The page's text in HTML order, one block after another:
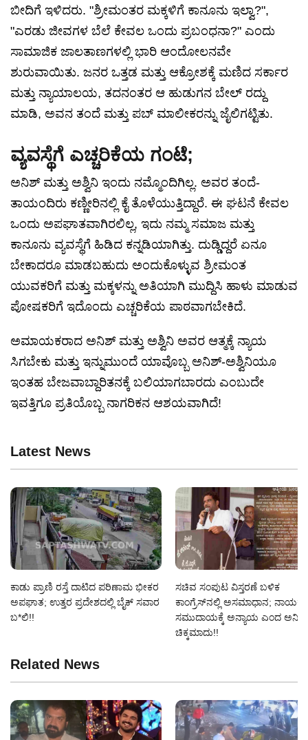
ಬೀದಿಗೆ ಇಳಿದರು. "ಶ್ರೀಮಂತರ ಮಕ್ಕಳಿಗೆ ಕಾನೂನು ಇಲ್ವಾ?",
"ಎರಡು ಜೀವಗಳ ಬೆಲೆ ಕೇವಲ ಒಂದು ಪ್ರಬಂಧನಾ?" ಎಂದು
ಸಾಮಾಜಿಕ ಜಾಲತಾಣಗಳಲ್ಲಿ ಭಾರಿ ಆಂದೋಲನವೇ
ಶುರುವಾಯಿತು. ಜನರ ಒತ್ತಡ ಮತ್ತು ಆಕ್ರೋಶಕ್ಕೆ ಮಣಿದ ಸರ್ಕಾರ
ಮತ್ತು ನ್ಯಾಯಾಲಯ, ತದನಂತರ ಆ ಹುಡುಗನ ಬೇಲ್ ರದ್ದು
ಮಾಡಿ, ಅವನ ತಂದೆ ಮತ್ತು ಪಬ್ ಮಾಲೀಕರನ್ನು ಜೈಲಿಗಟ್ಟಿತು.
ವ್ಯವಸ್ಥೆಗೆ ಎಚ್ಚರಿಕೆಯ ಗಂಟೆ;
ಅನಿಶ್ ಮತ್ತು ಅಶ್ವಿನಿ ಇಂದು ನಮ್ಮೊಂದಿಗಿಲ್ಲ. ಅವರ ತಂದೆ-
ತಾಯಂದಿರು ಕಣ್ಣೀರಿನಲ್ಲಿ ಕೈ ತೊಳೆಯುತ್ತಿದ್ದಾರೆ. ಈ ಘಟನೆ ಕೇವಲ
ಒಂದು ಅಪಘಾತವಾಗಿರಲಿಲ್ಲ, ಇದು ನಮ್ಮ ಸಮಾಜ ಮತ್ತು
ಕಾನೂನು ವ್ಯವಸ್ಥೆಗೆ ಹಿಡಿದ ಕನ್ನಡಿಯಾಗಿತ್ತು. ದುಡ್ಡಿದ್ದರೆ ಏನೂ
ಬೇಕಾದರೂ ಮಾಡಬಹುದು ಅಂದುಕೊಳ್ಳುವ ಶ್ರೀಮಂತ
ಯುವಕರಿಗೆ ಮತ್ತು ಮಕ್ಕಳನ್ನು ಅತಿಯಾಗಿ ಮುದ್ದಿಸಿ ಹಾಳು ಮಾಡುವ
ಪೋಷಕರಿಗೆ ಇದೊಂದು ಎಚ್ಚರಿಕೆಯ ಪಾಠವಾಗಬೇಕಿದೆ.
ಅಮಾಯಕರಾದ ಅನಿಶ್ ಮತ್ತು ಅಶ್ವಿನಿ ಅವರ ಆತ್ಮಕ್ಕೆ ನ್ಯಾಯ
ಸಿಗಬೇಕು ಮತ್ತು ಇನ್ನುಮುಂದೆ ಯಾವೊಬ್ಬ ಅನಿಶ್-ಅಶ್ವಿನಿಯೂ
ಇಂತಹ ಬೇಜವಾಬ್ದಾರಿತನಕ್ಕೆ ಬಲಿಯಾಗಬಾರದು ಎಂಬುದೇ
ಇವತ್ತಿಗೂ ಪ್ರತಿಯೊಬ್ಬ ನಾಗರಿಕನ ಆಶಯವಾಗಿದೆ!
Latest News
ಕಾಡು ಪ್ರಾಣಿ ರಸ್ತೆ ದಾಟಿದ ಪರಿಣಾಮ ಭೀಕರ
ಅಪಘಾತ; ಉತ್ತರ ಪ್ರದೇಶದಲ್ಲಿ ಬೈಕ್ ಸವಾರ
ಬ*ಲಿ!!
ಸಚಿವ ಸಂಪುಟ ವಿಸ್ತರಣೆ ಬಳಿಕ
ಕಾಂಗ್ರೆಸ್‌ನಲ್ಲಿ ಅಸಮಾಧಾನ; ನಾಯಕ
ಸಮುದಾಯಕ್ಕೆ ಅನ್ಯಾಯ ಎಂದ ಅನಿಲ್
ಚಿಕ್ಕಮಾದು!!
Related News